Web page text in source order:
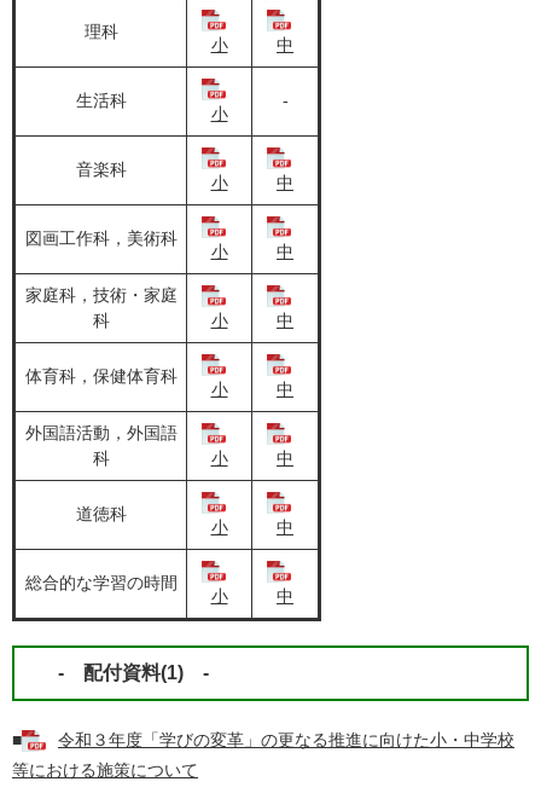
理科
小 中
生活科
小
-
音楽科
小 中
図画工作科，美術科
小 中
家庭科，技術・家庭
科
小 中
体育科，保健体育科
小 中
外国語活動，外国語
科
小 中
道徳科
小 中
総合的な学習の時間
小 中
- 配付資料(1) -
■
令和３年度「学びの変革」の更なる推進に向けた小・中学校
等における施策について